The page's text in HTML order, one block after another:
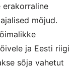
erakorraline
mõjud.
ja Eesti riigi
sõja vahetut